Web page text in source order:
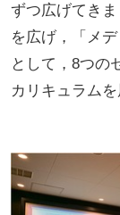
ずつ広げてき
を広げ，「メ
として，8つの
カリキュラムを